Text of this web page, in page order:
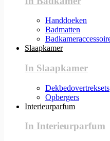
Handdoeken
Badmatten
Slaapkamer
In Slaapkamer
Dekbedovertreksets
Opbergers
Interieurparfum
In Interieurparfum